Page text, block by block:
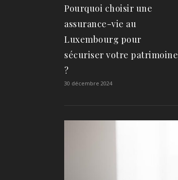
Pourquoi choisir une
assurance-vie au
Luxembourg pour
sécuriser votre patrimoine
?
30 décembre 2024